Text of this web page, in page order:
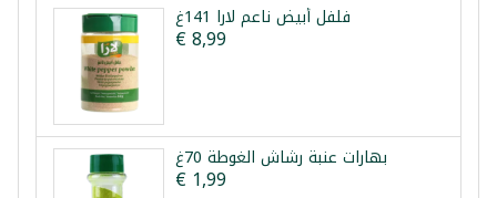
فلفل أبيض ناعم لارا 141غ
€ 8,99
بهارات عنبة رشاش الغوطة 70غ
€ 1,99